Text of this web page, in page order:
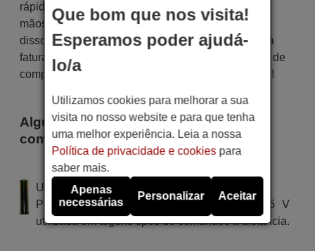
rápido e seguro, garantindo que chegue às suas
mãos dentro do prazo de entrega indicado. Além
disso, você receberá a comodidade de receber sua
fatura diretamente em seu e-mail. Sua experiência de
compra será impecável desde o primeiro momento!
Alguns dos modelos que utilizam este
comando são
Silva SILVA 14"
Utiliza 2 pilhas do tipo AAA
Pilha alcalina tipo AA LR03 de tensão 1.5 V
utilizada em alguns tipos de comandos à distância.
Que bom que nos visita!
Esperamos poder ajudá-
lo/a
Utilizamos cookies para melhorar a sua
visita no nosso website e para que tenha
uma melhor experiência. Leia a nossa
Política de privacidade e cookiespara
saber mais.
Apenas
necessárias
Personalizar Aceitar